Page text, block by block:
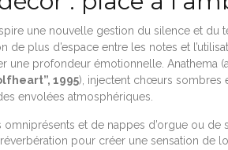
une nouvelle gestion du silence et
de plus d’espace entre les notes et
une profondeur émotionnelle. Anathema
1995), injectent chœurs sombres
envolées atmosphériques.
omniprésents et de nappes d’orgue ou de
pour créer une sensation de